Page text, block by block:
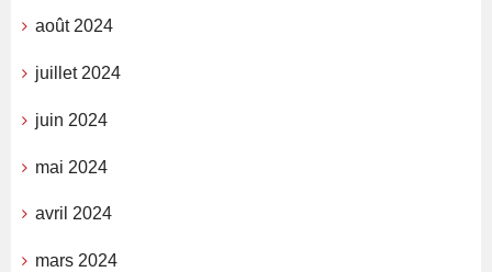
août 2024
juillet 2024
juin 2024
mai 2024
avril 2024
mars 2024